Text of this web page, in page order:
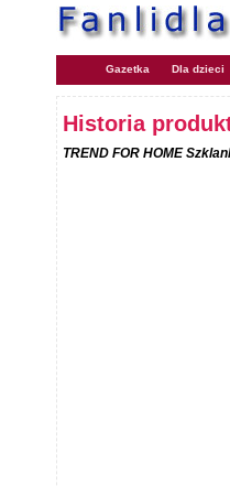
Gazetka Dla dzieci
Historia
TREND FOR HOME